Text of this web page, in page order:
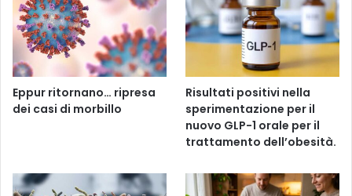
Eppur ritornano… ripresa
dei casi di morbillo
Risultati positivi nella
sperimentazione per il
nuovo GLP-1 orale per il
trattamento dell’obesità.